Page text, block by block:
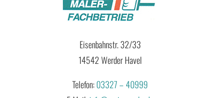
Eisenbahnstr. 32/33
14542 Werder Havel
Telefon:03327 – 40999